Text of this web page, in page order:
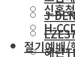
신혼
H-
절기예배/
J-
혜린